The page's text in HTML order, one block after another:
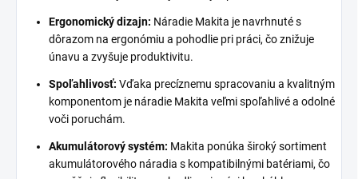
Ergonomický dizajn: Náradie Makita je navrhnuté s
dôrazom na ergonómiu a pohodlie pri práci, čo znižuje
únavu a zvyšuje produktivitu.
Spoľahlivosť: Vďaka precíznemu spracovaniu a kvalitným
komponentom je náradie Makita veľmi spoľahlivé a odolné
voči poruchám.
Akumulátorový systém: Makita ponúka široký sortiment
akumulátorového náradia s kompatibilnými batériami, čo